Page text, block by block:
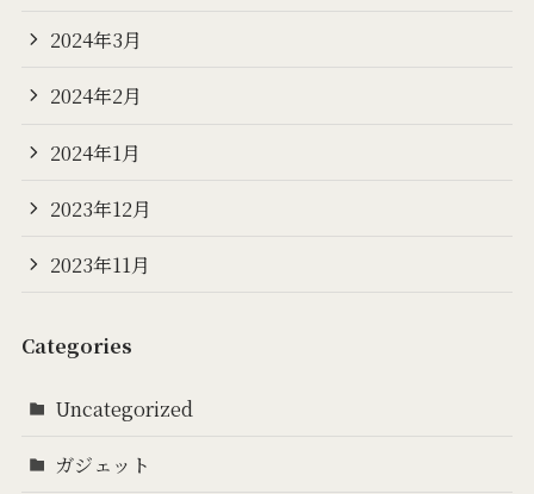
2024年3月
2024年2月
2024年1月
2023年12月
2023年11月
Categories
Uncategorized
ガジェット